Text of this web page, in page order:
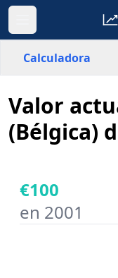
Calculadora
Bélgica
País
Año inicial
Valor
(Bélgica)
€100
en 2001